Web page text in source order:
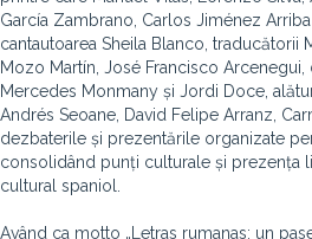
García Zambrano, Carlos Jiménez Arriba
cantautoarea Sheila Blanco, traducătorii
Mozo Martín, José Francisco Arcenegui,
Mercedes Monmany și Jordi Doce,
Andrés Seoane, David Felipe Arranz,
dezbaterile și prezentările organizate
consolidând punți culturale și prezența
cultural spaniol.
Având ca motto „Letras rumanas: un